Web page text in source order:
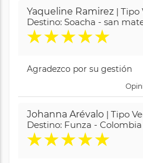
Yaqueline Ramirez | Tipo
Destino: Soacha - san
★★★★★
Agradezco por su gestión
Johanna Arévalo | Tipo
Destino: Funza - Colombia
★★★★★